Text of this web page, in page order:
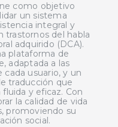
como objetivo
un sistema
integral y
trastornos del habla
adquirido (DCA).
plataforma de
adaptada a las
cada usuario, y un
traducción que
y eficaz. Con
la calidad de vida
promoviendo su
social.